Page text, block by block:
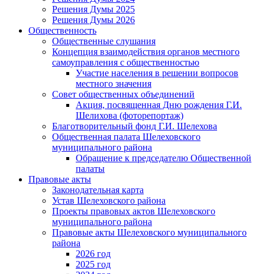
Решения Думы 2025
Решения Думы 2026
Общественность
Общественные слушания
Концепция взаимодействия органов местного
самоуправления с общественностью
Участие населения в решении вопросов
местного значения
Совет общественных объединений
Акция, посвященная Дню рождения Г.И.
Шелихова (фоторепортаж)
Благотворительный фонд Г.И. Шелехова
Общественная палата Шелеховского
муниципального района
Обращение к председателю Общественной
палаты
Правовые акты
Законодательная карта
Устав Шелеховского района
Проекты правовых актов Шелеховского
муниципального района
Правовые акты Шелеховского муниципального
района
2026 год
2025 год